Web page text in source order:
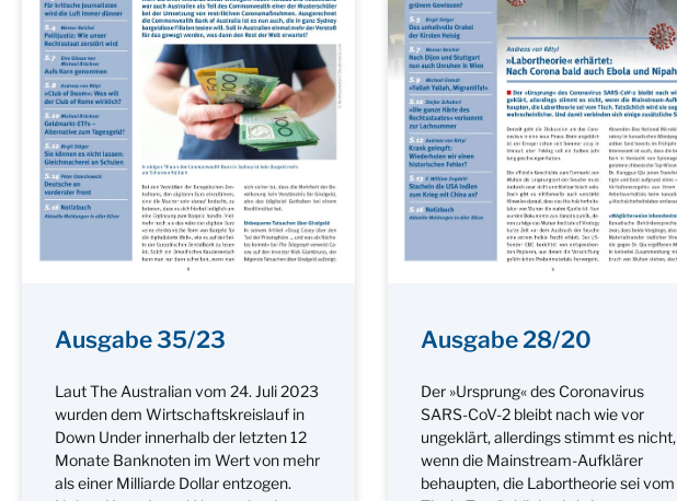
Ausgabe 35/23
Laut The Australian vom 24. Juli 2023
wurden dem Wirtschaftskreislauf in
Down Under innerhalb der letzten 12
Monate Banknoten im Wert von mehr
als einer Milliarde Dollar entzogen.
Ausgabe 28/20
Der »Ursprung« des Coronavirus
SARS-CoV-2 bleibt nach wie vor
ungeklärt, allerdings stimmt es nicht,
wenn die Mainstream-Aufklärer
behaupten, die Labortheorie sei vom